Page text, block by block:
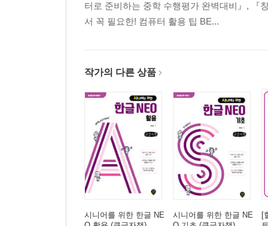
터로 준비하는 중학 수행평가 완벽대비』, 『
서 꼭 필요한! 컴퓨터 활용 팁 BE...
작가의 다른 상품
시니어를 위한 한글 NE
시니어를 위한 한글 NE
[